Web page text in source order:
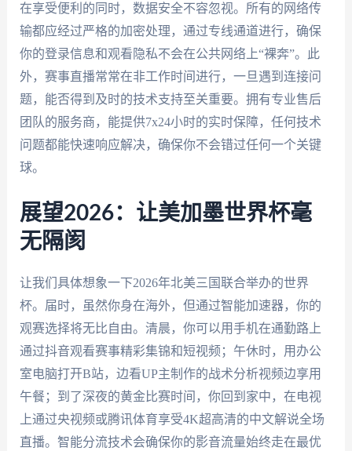
在享受便利的同时，数据安全不容忽视。所有的网络传
输都应经过严格的加密处理，通过专线通道进行，确保
你的登录信息和观看隐私不会在公共网络上“裸奔”。此
外，赛事直播常常在非工作时间进行，一旦遇到连接问
题，能否得到及时的技术支持至关重要。拥有专业售后
团队的服务商，能提供7x24小时的实时保障，任何技术
问题都能快速响应解决，确保你不会错过任何一个关键
球。
展望2026：让美加墨世界杯毫
无隔阂
让我们具体想象一下2026年北美三国联合举办的世界
杯。届时，虽然你身在海外，但通过智能加速器，你的
观赛选择将无比自由。清晨，你可以用手机在通勤路上
通过抖音观看赛事精彩集锦和短视频；午休时，用办公
室电脑打开B站，边看UP主制作的战术分析视频边享用
午餐；到了深夜的黄金比赛时间，你回到家中，在电视
上通过央视频或腾讯体育享受4K超高清的中文解说全场
直播。智能分流技术会确保你的影音流量始终走在最优